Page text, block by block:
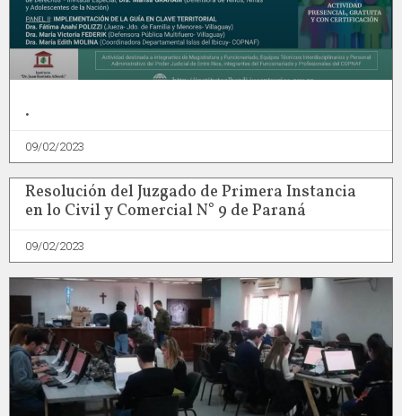
.
09/02/2023
Resolución del Juzgado de Primera Instancia
en lo Civil y Comercial N° 9 de Paraná
09/02/2023